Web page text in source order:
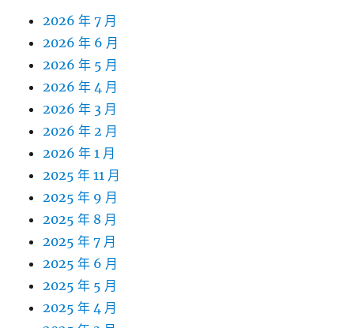
2026 年 7 月
2026 年 6 月
2026 年 5 月
2026 年 4 月
2026 年 3 月
2026 年 2 月
2026 年 1 月
2025 年 11 月
2025 年 9 月
2025 年 8 月
2025 年 7 月
2025 年 6 月
2025 年 5 月
2025 年 4 月